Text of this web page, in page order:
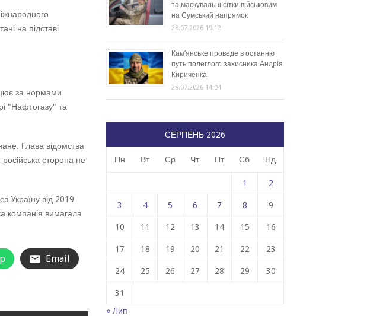
на підставі
за нормами
"Нафтогазу" та
Глава відомства
сторона не
Україну від 2019
компанія вимагала
Email
та маскувальні сітки військовим
на Сумський напрямок
28.07.2026 19:12
Кам’янське проведе в останню
путь полеглого захисника Андрія
Кириченка
28.07.2026 14:04
СЕРПЕНЬ 2026
Пн Вт Ср Чт Пт Сб Нд
1 2
3 4 5 6 7 8 9
10 11 12 13 14 15 16
17 18 19 20 21 22 23
24 25 26 27 28 29 30
31
« Лип